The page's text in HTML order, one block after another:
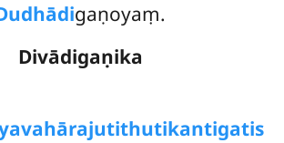
gaṇoyaṃ.
Divādigaṇika